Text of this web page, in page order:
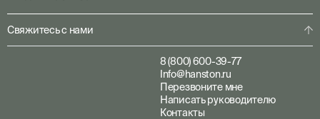
Свяжитесь с нами
8 (800) 600-39-77
Info@hanston.ru
Перезвоните мне
Написать руководителю
Контакты